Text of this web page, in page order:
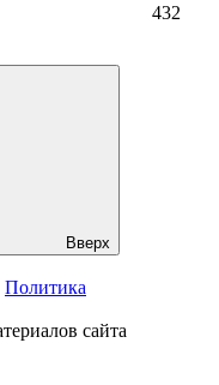
432
Вверх
Политика
сайта